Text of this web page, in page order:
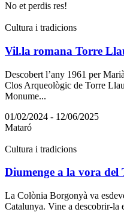
No et perdis res!
Cultura i tradicions
Vil.la romana Torre
Descobert l’any 1961 per
Clos Arqueològic de Torre
Monume...
01/02/2024 - 12/06/2025
Mataró
Cultura i tradicions
Diumenge a la vora
La Colònia Borgonyà va
Catalunya. Vine a descobrir-la